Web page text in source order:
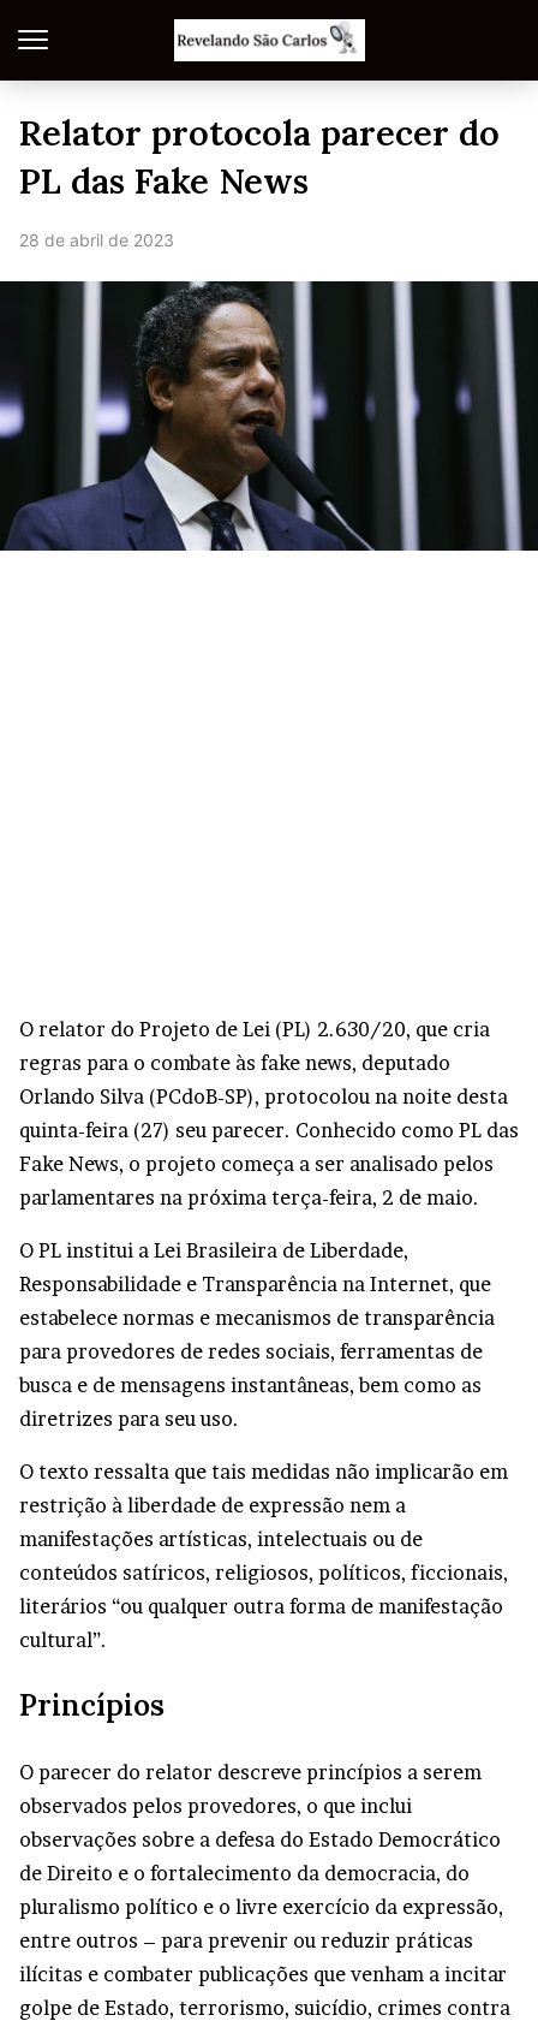
Relator protocola parecer do
PL das Fake News
28 de abril de 2023
O relator do Projeto de Lei (PL) 2.630/20, que cria
regras para o combate às fake news, deputado
Orlando Silva (PCdoB-SP), protocolou na noite desta
quinta-feira (27) seu parecer. Conhecido como PL das
Fake News, o projeto começa a ser analisado pelos
parlamentares na próxima terça-feira, 2 de maio.
O PL institui a Lei Brasileira de Liberdade,
Responsabilidade e Transparência na Internet, que
estabelece normas e mecanismos de transparência
para provedores de redes sociais, ferramentas de
busca e de mensagens instantâneas, bem como as
diretrizes para seu uso.
O texto ressalta que tais medidas não implicarão em
restrição à liberdade de expressão nem a
manifestações artísticas, intelectuais ou de
conteúdos satíricos, religiosos, políticos, ficcionais,
literários “ou qualquer outra forma de manifestação
cultural”.
Princípios
O parecer do relator descreve princípios a serem
observados pelos provedores, o que inclui
observações sobre a defesa do Estado Democrático
de Direito e o fortalecimento da democracia, do
pluralismo político e o livre exercício da expressão,
entre outros – para prevenir ou reduzir práticas
ilícitas e combater publicações que venham a incitar
golpe de Estado, terrorismo, suicídio, crimes contra